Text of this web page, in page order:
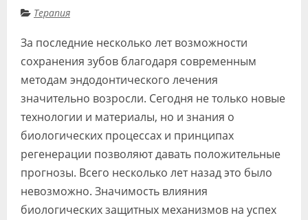
Терапия
За последние несколько лет возможности
сохранения зубов благодаря современным
методам эндодонтического лечения
значительно возросли. Сегодня не только новые
технологии и материалы, но и знания о
биологических процессах и принципах
регенерации позволяют давать положительные
прогнозы. Всего несколько лет назад это было
невозможно. Значимость влияния
биологических защитных механизмов на успех